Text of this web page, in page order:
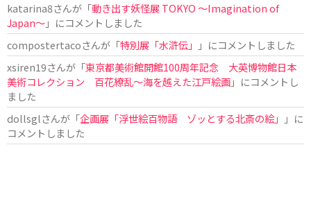
katarina8さんが「動き出す妖怪展 TOKYO 〜Imagination of
Japan〜」にコメントしました
compostertacoさんが「特別展「水滸伝」
」にコメントしました
xsiren19さんが「東京都美術館開館100周年記念 大英博物館日本
美術コレクション 百花繚乱～海を越えた江戸絵画」にコメントし
ました
dollsglさんが「企画展「浮世絵百物語 ゾッとする北斎の絵」
」に
コメントしました